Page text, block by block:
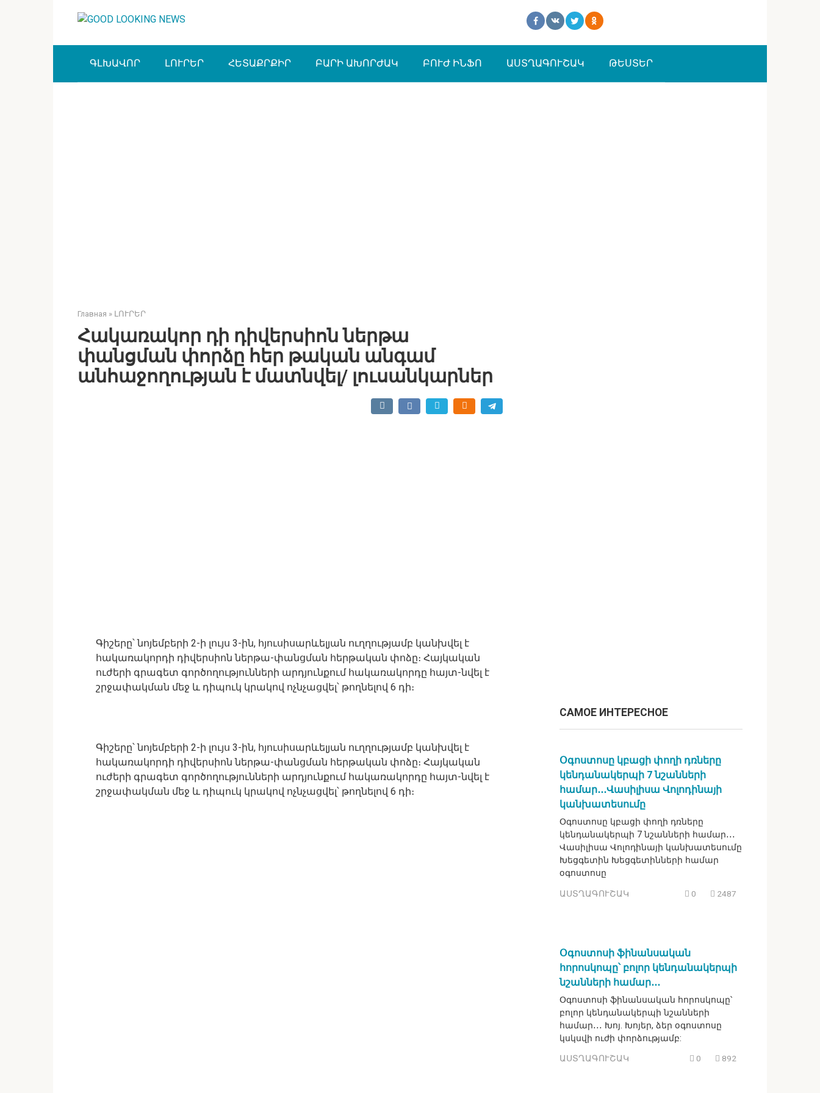
ԳԼԽԱՎՈՐ ԼՈՒՐԵՐ ՀԵՏԱՔՐՔԻՐ ԲԱՐԻ ԱԽՈՐԺԱԿ ԲՈՒԺ ԻՆՖՈ ԱՍՏՂԱԳՈՒՇԱԿ ԹԵՍՏԵՐ
Главная » ԼՈՒՐԵՐ
Հակառակոր դի դիվերսիոն ներթա
փանցման փորձը հեր թական անգամ
անհաջողության է մատնվել/ լուսանկարներ
Գիշերը՝ նոյեմբերի 2-ի լույս 3-ին, հյուսիսարևելյան ուղղությամբ կանխվել է
հակառակորդի դիվերսիոն ներթա-փանցման հերթական փոձը։ Հայկական
ուժերի գրագետ գործողությունների արդյունքում հակառակորդը հայտ-նվել է
շրջափակման մեջ և դիպուկ կրակով ոչնչացվել՝ թողնելով 6 դի։
Գիշերը՝ նոյեմբերի 2-ի լույս 3-ին, հյուսիսարևելյան ուղղությամբ կանխվել է
հակառակորդի դիվերսիոն ներթա-փանցման հերթական փոձը։ Հայկական
ուժերի գրագետ գործողությունների արդյունքում հակառակորդը հայտ-նվել է
շրջափակման մեջ և դիպուկ կրակով ոչնչացվել՝ թողնելով 6 դի։
САМОЕ ИНТЕРЕСНОЕ
Օգոստոսը կբացի փողի դռները
կենդանակերպի 7 նշանների
համար․․․Վասիլիսա Վոլոդինայի
կանխատեսումը
Օգոստոսը կբացի փողի դռները
կենդանակերպի 7 նշանների համար․․․
Վասիլիսա Վոլոդինայի կանխատեսումը
Խեցգետին Խեցգետինների համար
օգոստոսը
ԱՍՏՂԱԳՈՒՇԱԿ 0 2487
Օգոստոսի ֆինանսական
հորոսկոպը՝ բոլոր կենդանակերպի
նշանների համար․․․
Օգոստոսի ֆինանսական հորոսկոպը՝
բոլոր կենդանակերպի նշանների
համար․․․ Խոյ. Խոյեր, ձեր օգոստոսը
կսկսվի ուժի փորձությամբ:
ԱՍՏՂԱԳՈՒՇԱԿ 0 892